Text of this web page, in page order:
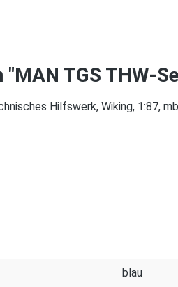
TGS THW-
Hilfswerk, Wiking, 1:87, mb
blau